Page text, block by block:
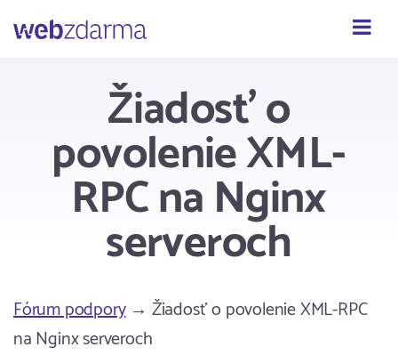
Webzdarma
Žiadosť o
povolenie XML-
RPC na Nginx
serveroch
Fórum podpory→ Žiadosť o povolenie XML-RPC
na Nginx serveroch